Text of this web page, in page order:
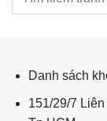
Danh sách
151/29/7